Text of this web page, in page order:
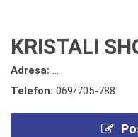
KRISTALI
Adresa: ...
Telefon: 069/705-788